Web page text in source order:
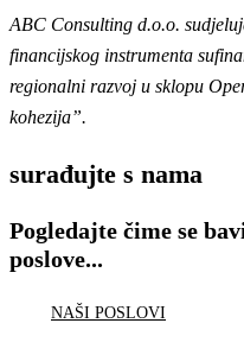
ABC Consulting d.o.o.
financijskog instrumenta
regionalni razvoj u sklopu
kohezija”.
surađujte s nama
Pogledajte čime se
poslove...
NAŠI POSLOVI